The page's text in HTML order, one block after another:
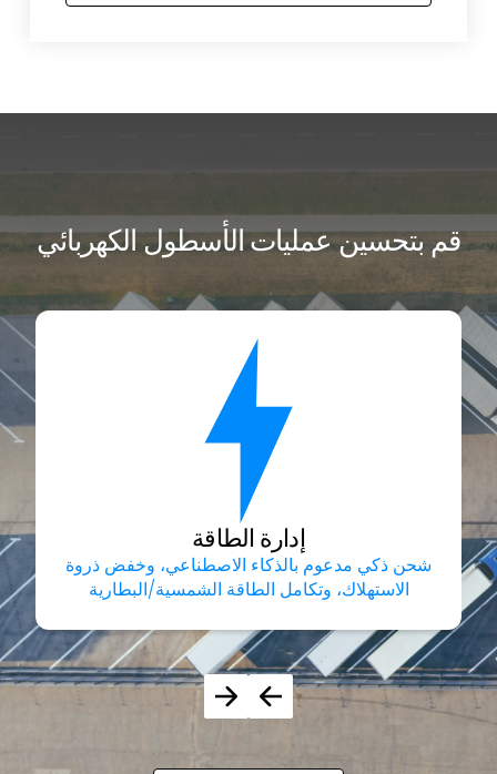
قم بتحسين عمليات الأسطول الكهربائي
إدارة الطاقة
شحن ذكي مدعوم بالذكاء الاصطناعي، وخفض ذروة
الاستهلاك، وتكامل الطاقة الشمسية/البطارية